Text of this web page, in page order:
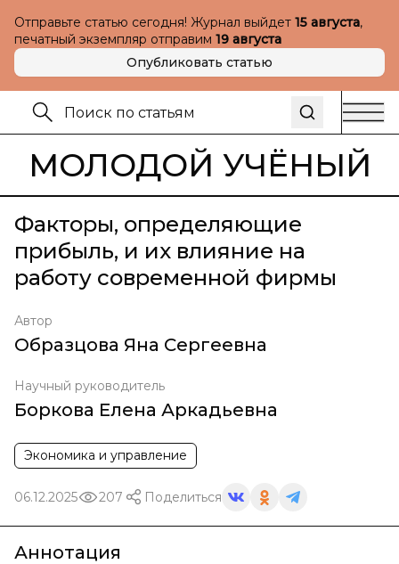
Отправьте статью сегодня! Журнал выйдет 15 августа,
печатный экземпляр отправим 19 августа
Опубликовать статью
МОЛОДОЙ УЧЁНЫЙ
Факторы, определяющие
прибыль, и их влияние на
работу современной фирмы
Автор
Образцова Яна Сергеевна
Научный руководитель
Боркова Елена Аркадьевна
Экономика и управление
06.12.2025 207 Поделиться
Аннотация